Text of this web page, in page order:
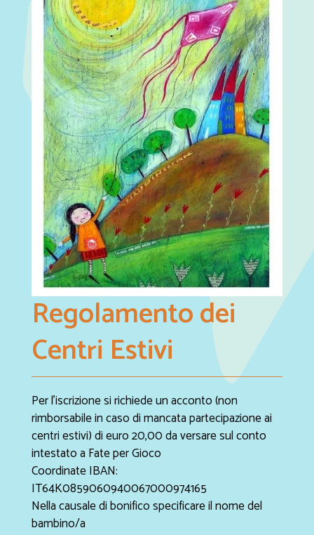
Regolamento dei
Centri Estivi
Per l'iscrizione si richiede un acconto (non
rimborsabile in caso di mancata partecipazione ai
centri estivi) di euro 20,00 da versare sul conto
intestato a Fate per Gioco
Coordinate IBAN:
IT64K0859060940067000974165
Nella causale di bonifico specificare il nome del
bambino/a